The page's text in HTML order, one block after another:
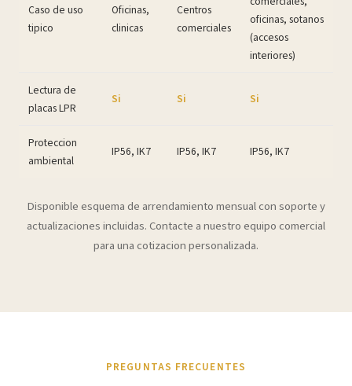
Caso de uso
tipico
Oficinas,
clinicas
Centros
comerciales
oficinas, sotanos
(accesos
interiores)
Lectura de
placas LPR
Si Si Si
Proteccion
ambiental
IP56, IK7 IP56, IK7 IP56, IK7
Disponible esquema de arrendamiento mensual con soporte y
actualizaciones incluidas. Contacte a nuestro equipo comercial
para una cotizacion personalizada.
PREGUNTAS FRECUENTES